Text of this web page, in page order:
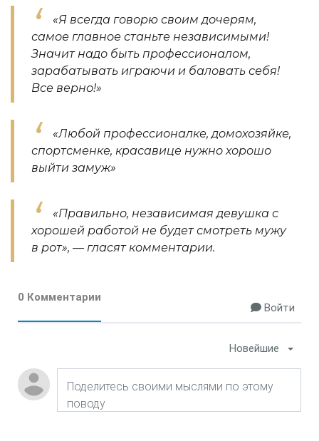
«Я всегда говорю своим дочерям,
самое главное станьте независимыми!
Значит надо быть профессионалом,
зарабатывать играючи и баловать себя!
Все верно!»
«Любой профессионалке, домохозяйке,
спортсменке, красавице нужно хорошо
выйти замуж»
«Правильно, независимая девушка с
хорошей работой не будет смотреть мужу
в рот», — гласят комментарии.
0 Комментарии
Войти
Новейшие